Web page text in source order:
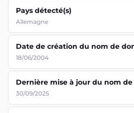
Pays détecté(s)
Allemagne
Date de création du nom de
18/06/2004
Dernière mise à jour du nom
30/09/2025